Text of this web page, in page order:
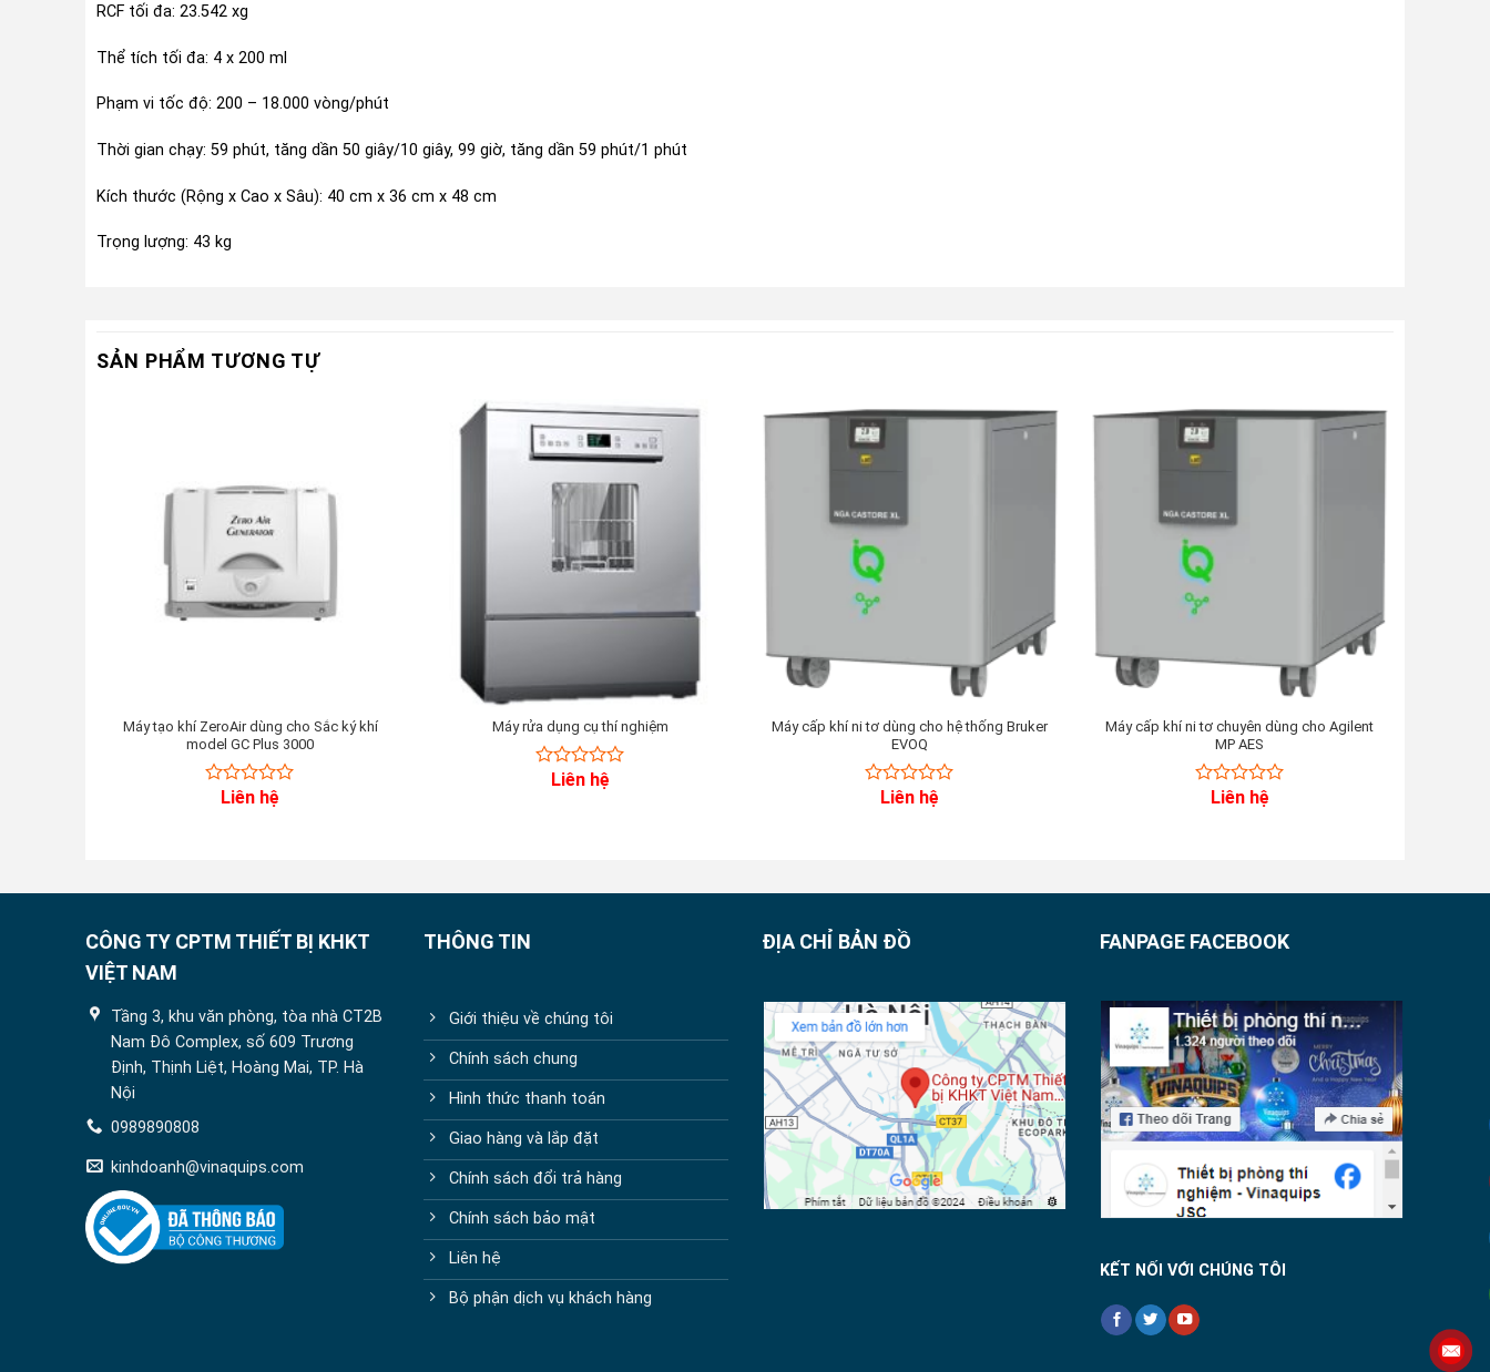
RCF tối đa: 23.542 xg
Thể tích tối đa: 4 x 200 ml
Phạm vi tốc độ: 200 – 18.000 vòng/phút
Thời gian chạy: 59 phút, tăng dần 50 giây/10 giây, 99 giờ, tăng dần 59 phút/1 phút
Kích thước (Rộng x Cao x Sâu): 40 cm x 36 cm x 48 cm
Trọng lượng: 43 kg
SẢN PHẨM TƯƠNG TỰ
Máy tạo khí ZeroAir dùng cho Sắc ký khí
model GC Plus 3000
Liên hệ
Máy rửa dụng cụ thí nghiệm
Liên hệ
Máy cấp khí ni tơ dùng cho hệ thống Bruker
EVOQ
Liên hệ
Máy cấp khí ni tơ chuyên dùng cho Agilent
MP AES
Liên hệ
CÔNG TY CPTM THIẾT BỊ KHKT
VIỆT NAM
Tầng 3, khu văn phòng, tòa nhà CT2B
Nam Đô Complex, số 609 Trương
Định, Thịnh Liệt, Hoàng Mai, TP. Hà
Nội
0989890808
kinhdoanh@vinaquips.com
THÔNG TIN
Giới thiệu về chúng tôi
Chính sách chung
Hình thức thanh toán
Giao hàng và lắp đặt
Chính sách đổi trả hàng
Chính sách bảo mật
Liên hệ
Bộ phận dịch vụ khách hàng
ĐỊA CHỈ BẢN ĐỒ FANPAGE FACEBOOK
KẾT NỐI VỚI CHÚNG TÔI